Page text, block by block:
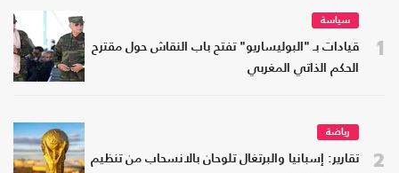
1
سياسة
قيادات بـ "البوليساريو" تفتح باب النقاش حول مقترح
الحكم الذاتي المغربي
2
رياضة
تقارير: إسبانيا والبرتغال تلوحان بالانسحاب من تنظيم